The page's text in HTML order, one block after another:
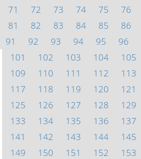
71
72 73 74 75 76
81
82 83 84 85 86
91
92 93 94 95 96
101
102 103 104 105
109
110 111 112 113
117
118 119 120 121
125
126 127 128 129
133
134 135 136 137
141
142 143 144 145
149
150 151 152 153